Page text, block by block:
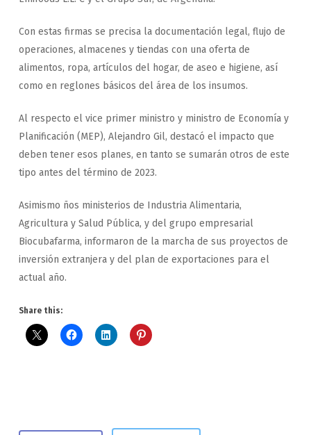
Con estas firmas se precisa la documentación legal, flujo de
operaciones, almacenes y tiendas con una oferta de
alimentos, ropa, artículos del hogar, de aseo e higiene, así
como en reglones básicos del área de los insumos.
Al respecto el vice primer ministro y ministro de Economía y
Planificación (MEP), Alejandro Gil, destacó el impacto que
deben tener esos planes, en tanto se sumarán otros de este
tipo antes del término de 2023.
Asimismo ños ministerios de Industria Alimentaria,
Agricultura y Salud Pública, y del grupo empresarial
Biocubafarma, informaron de la marcha de sus proyectos de
inversión extranjera y del plan de exportaciones para el
actual año.
Share this: